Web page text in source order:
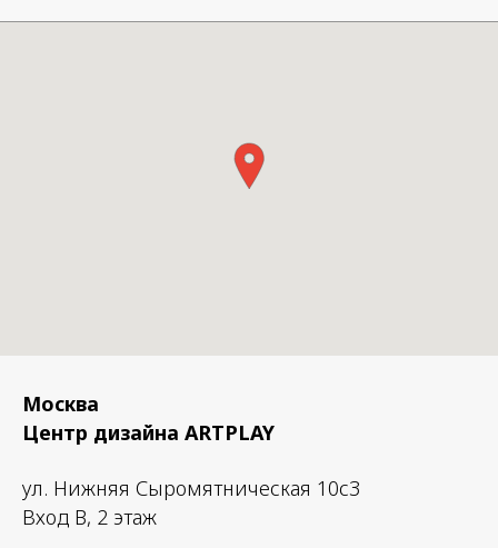
Москва
Центр дизайна ARTPLAY
ул. Нижняя Сыромятническая 10с3
Вход B, 2 этаж